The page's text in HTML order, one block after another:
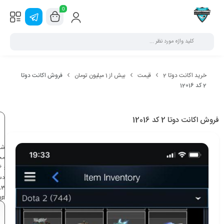
0
خرید اکانت دوتا 2 قیمت بیش از 1 میلیون تومان
فروش اکانت دوتا
2 کد 12016
فروش اکانت دوتا 2 کد 12016
:
3
,